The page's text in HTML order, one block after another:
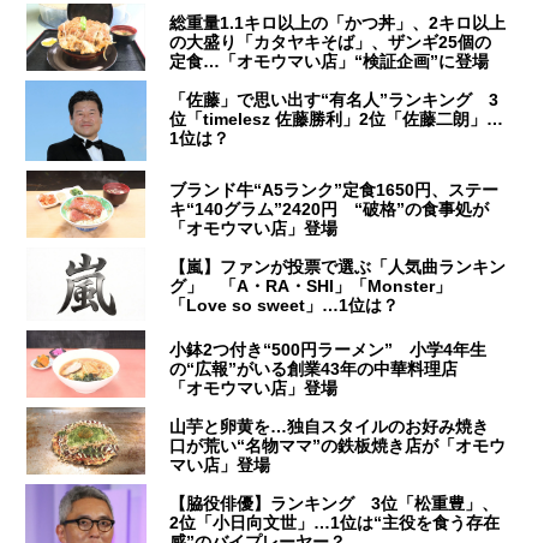
総重量1.1キロ以上の「かつ丼」、2キロ以上
の大盛り「カタヤキそば」、ザンギ25個の
定食…「オモウマい店」“検証企画”に登場
「佐藤」で思い出す“有名人”ランキング 3
位「timelesz 佐藤勝利」2位「佐藤二朗」…
1位は？
ブランド牛“A5ランク”定食1650円、ステー
キ“140グラム”2420円 “破格”の食事処が
「オモウマい店」登場
【嵐】ファンが投票で選ぶ「人気曲ランキン
グ」 「A・RA・SHI」「Monster」
「Love so sweet」…1位は？
小鉢2つ付き“500円ラーメン” 小学4年生
の“広報”がいる創業43年の中華料理店
「オモウマい店」登場
山芋と卵黄を…独自スタイルのお好み焼き
口が荒い“名物ママ”の鉄板焼き店が「オモウ
マい店」登場
【脇役俳優】ランキング 3位「松重豊」、
2位「小日向文世」…1位は“主役を食う存在